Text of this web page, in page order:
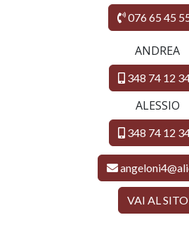
076 65 45
ANDREA
348 74 12
ALESSIO
348 74 12
VAI AL SITO